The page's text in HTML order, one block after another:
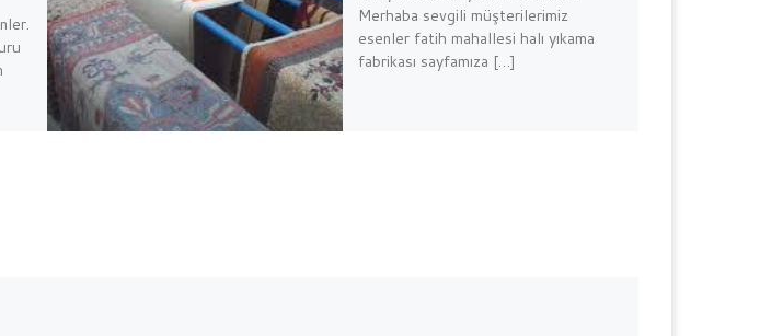
Merhaba sevgili müşterilerimiz
esenler fatih mahallesi halı yıkama
fabrikası sayfamıza […]